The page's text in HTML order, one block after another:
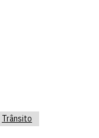
Trânsito